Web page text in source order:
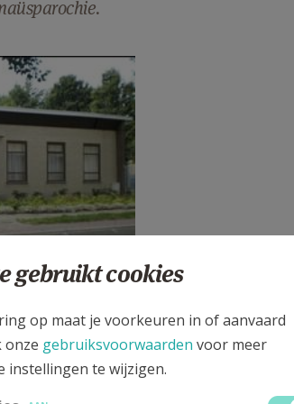
uit de geloofsgemeenschappen Pius
gebruikt cookies
op maat je voorkeuren in of aanvaard
onze gebruiksvoorwaarden voor meer
instellingen te wijzigen.